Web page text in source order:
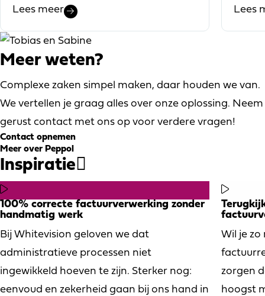
en organisatie volop in ontwikkeling.
De stad vervult met Deventer en
Zutphen een centrumfunctie in de
Stedendriehoek. Gemeente
Apeldoorn is trots op hun gemeente
en op alles wat Apeldoorn te bieden
heeft: het koninklijke verleden, de
moderne architectuur, maar vooral
hun parken en bossen. Apeldoorn
biedt inwoners, bedrijven en
ook terug in de manier waarop de
gemeente werkt: met oog voor
efficiëntie, kwaliteit en
samenwerking. En dat geldt ook voor
de verwerking van facturen.
Lees meer
fusie
met
Lees
Meer weten?
Complexe zaken simpel maken, daar houden we van.
We vertellen je graag alles over onze oplossing. Neem
gerust contact met ons op voor verdere vragen!
Contact opnemen
Meer over Peppol
Inspiratie
100% correcte factuurverwerking zonder
handmatig werk
Bij Whitevision geloven we dat
administratieve processen niet
ingewikkeld hoeven te zijn. Sterker nog:
eenvoud en zekerheid gaan bij ons hand in
Wil je
zorgen
hoogst